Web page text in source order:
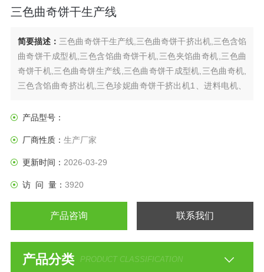
三色曲奇饼干生产线
简要描述： 三色曲奇饼干生产线,三色曲奇饼干挤出机,三色含馅
曲奇饼干成型机,三色含馅曲奇饼干机,三色夹馅曲奇机,三色曲
奇饼干机,三色曲奇饼生产线,三色曲奇饼干成型机,三色曲奇机,
三色含馅曲奇挤出机,三色珍妮曲奇饼干挤出机1、进料电机、
2、料斗、外罩不锈钢，槽辊、泵齿、泵体用不锈钢，用尼龙刀
4、外形尺寸：2250*1950*2
产品型号：
厂商性质： 生产厂家
更新时间： 2026-03-29
访 问 量： 3920
产品咨询 联系我们
产品分类 PRODUCT CLASSIFICATION